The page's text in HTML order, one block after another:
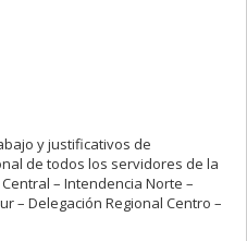
y justificativos de
de todos los servidores de la
– Intendencia Norte –
– Delegación Regional Centro –